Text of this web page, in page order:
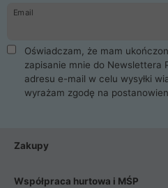
danych osobowych. Dlatego
ProLine to czysta przyjemność i
Zaopatrzysz się u nas w
takie jak procesory, karty
dyski SSD, M.2 oraz HDD. Nasi
najlepszy zasilacz
Poza komputerami mamy
Smartfony takich producentów
wentylatory. Na koniec mając już
Email
Oświadczam, że mam
zapisanie mnie do Newslettera
adresu e-mail w celu wysyłki
wyrażam zgodę na
Zakupy
Współpraca hurtowa i MŚP